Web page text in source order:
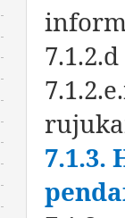
7.1.3.